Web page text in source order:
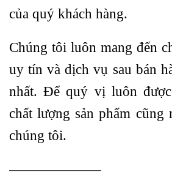
của quý khách hàng.
Chúng tôi luôn mang đến
uy tín và dịch vụ sau bán
nhất. Để quý vị luôn
chất lượng sản phẩm cũng
chúng tôi.
——————–